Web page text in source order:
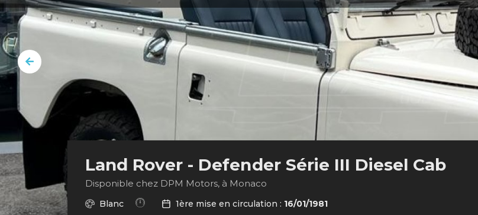
Land Rover - Defender Série III Diesel Cab
Disponible chez DPM Motors, à Monaco
Blanc 1ère mise en circulation : 16/01/1981